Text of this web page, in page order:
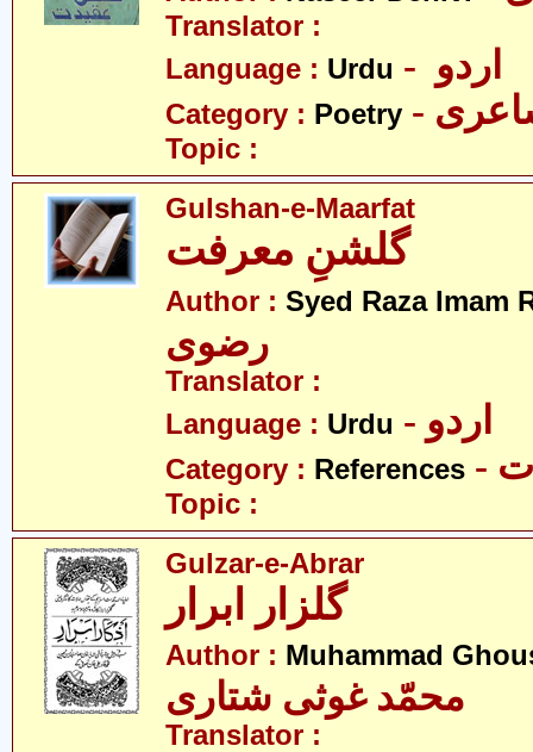
Translator :
Language : Urdu
Category : Poetry
Topic :
Gulshan-e-Maarfat
گلشنِ معرفت
Author : Syed Raza Imam
رضوی
Translator :
Language : Urdu - اردو
Category : References
Topic :
Gulzar-e-Abrar
گلزار ابرار
Author : Muhammad
محمّد غوثی شتاری
Translator :